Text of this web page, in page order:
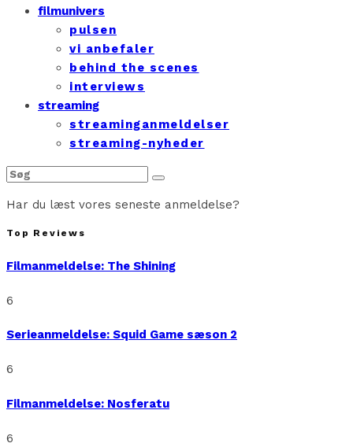
filmunivers
pulsen
vi anbefaler
behind the scenes
interviews
streaming
streaminganmeldelser
streaming-nyheder
Har du læst vores seneste anmeldelse?
Top Reviews
Filmanmeldelse: The Shining
6
Serieanmeldelse: Squid Game sæson 2
6
Filmanmeldelse: Nosferatu
6